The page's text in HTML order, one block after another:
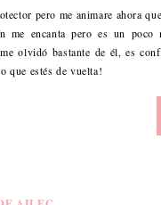
pero me animare ahora
me encanta pero es un poco
olvidó bastante de él, es
que estés de vuelta!